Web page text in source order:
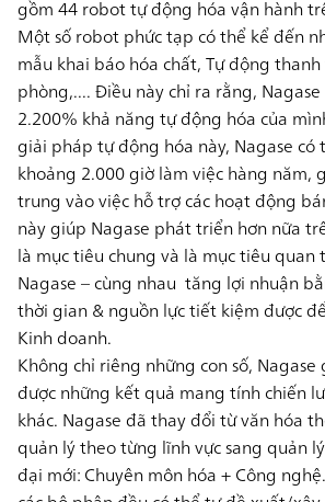
gồm44 robot tự động hóa vận hành
Một số robot phức tạp có thể kể đến
mẫu khai báo hóa chất, Tự động
phòng,.... Điều này chỉ ra rằng,
2.200% khả năng tự động hóa của
giải pháp tự động hóa này, Nagase
khoảng 2.000 giờ làm việc hàng năm,
trung vào việc hỗ trợ các hoạt động
này giúp Nagase phát triển hơn nữa
là mục tiêu chung và là mục tiêu quan
Nagase – cùng nhau tăng lợi nhuận
thời gian & nguồn lực tiết kiệm được
Kinh doanh.
Không chỉ riêng những con số,
được những kết quả mang tính chiến
khác. Nagase đã thay đổi từ văn hóa
quản lý theo từng lĩnh vực sang quản
đại mới:Chuyên môn hóa + Công nghệ